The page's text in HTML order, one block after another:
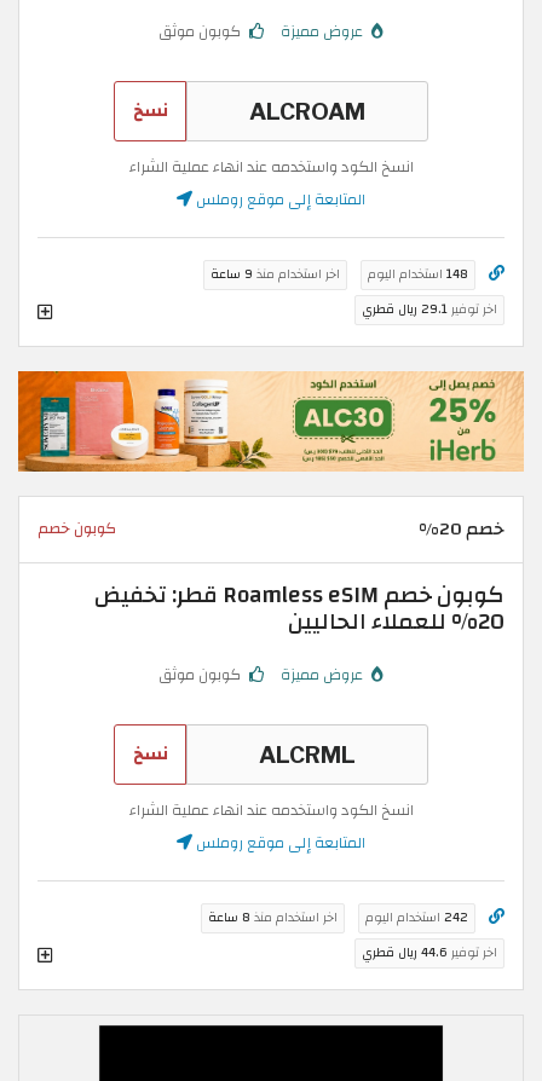
عروض مميزة كوبون موثق
نسخ
انسخ الكود واستخدمه عند انهاء عملية الشراء
المتابعة إلى موقع روملس
148 استخدام اليوم اخر استخدام منذ 9 ساعة
اخر توفير29.1 ريال قطري
خصم 20% كوبون خصم
كوبون خصم Roamless eSIM قطر: تخفيض
20% للعملاء الحاليين
عروض مميزة كوبون موثق
نسخ
انسخ الكود واستخدمه عند انهاء عملية الشراء
المتابعة إلى موقع روملس
242 استخدام اليوم اخر استخدام منذ 8 ساعة
اخر توفير 44.6 ريال قطري